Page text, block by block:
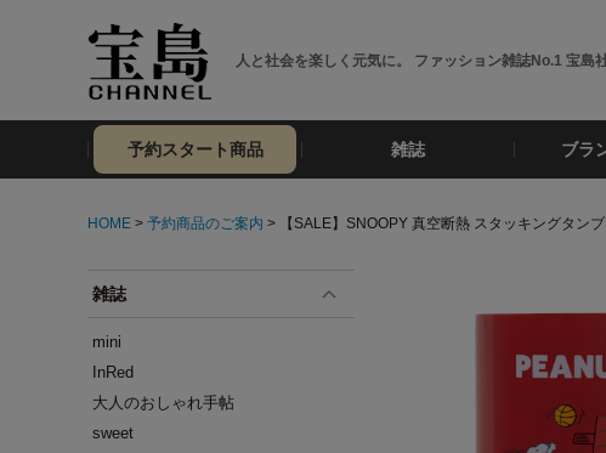
人と社会を楽しく元気に。 ファッション雑誌No.1 宝島
予約スタート商品 雑誌 ブラ
HOME > 予約商品のご案内 > 【SALE】SNOOPY 真空断熱 スタッキングタン
雑誌
mini
InRed
大人のおしゃれ手帖
sweet